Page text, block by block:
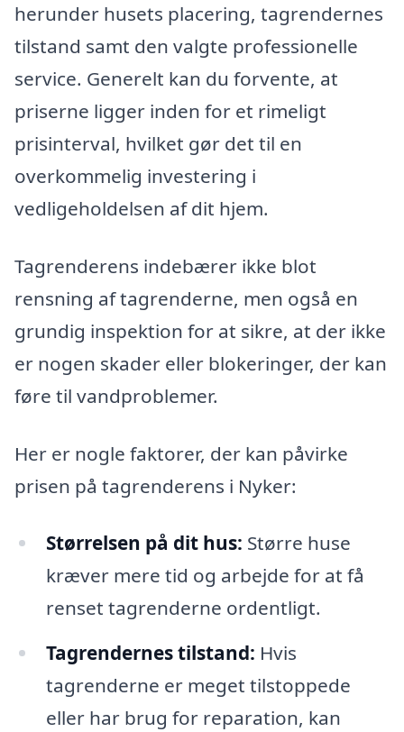
herunder husets placering, tagrendernes
tilstand samt den valgte professionelle
service. Generelt kan du forvente, at
priserne ligger inden for et rimeligt
prisinterval, hvilket gør det til en
overkommelig investering i
vedligeholdelsen af dit hjem.
Tagrenderens indebærer ikke blot
rensning af tagrenderne, men også en
grundig inspektion for at sikre, at der ikke
er nogen skader eller blokeringer, der kan
føre til vandproblemer.
Her er nogle faktorer, der kan påvirke
prisen på tagrenderens i Nyker:
Størrelsen på dit hus: Større huse
kræver mere tid og arbejde for at få
renset tagrenderne ordentligt.
Tagrendernes tilstand: Hvis
tagrenderne er meget tilstoppede
eller har brug for reparation, kan